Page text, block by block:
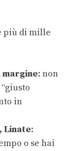
più di mille
margine: non
in
Linate:
o se hai